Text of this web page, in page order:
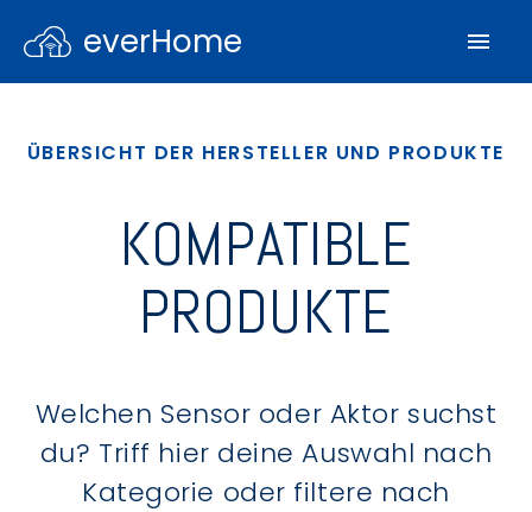
everHome
ÜBERSICHT DER HERSTELLER UND PRODUKTE
KOMPATIBLE
PRODUKTE
Welchen Sensor oder Aktor suchst
du? Triff hier deine Auswahl nach
Kategorie oder filtere nach